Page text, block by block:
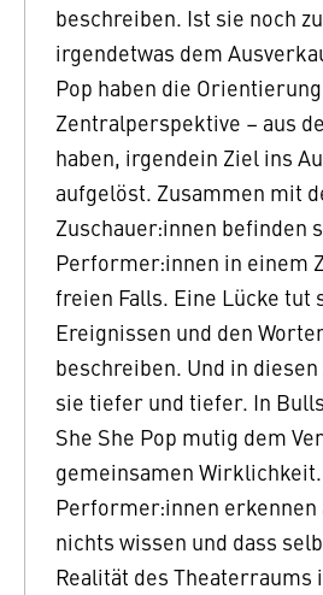
beschreiben. Ist sie noch
irgendetwas dem
Pop haben die
Zentralperspektive – aus
haben, irgendein Ziel ins
aufgelöst. Zusammen mit
Zuschauer:innen befinden
Performer:innen in einem
freien Falls. Eine Lücke tut
Ereignissen und den
beschreiben. Und in
sie tiefer und tiefer. In
She She Pop mutig dem
gemeinsamen
Performer:innen erkennen
nichts wissen und dass
Realität des